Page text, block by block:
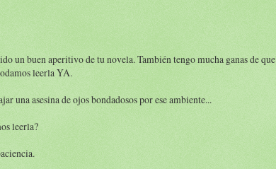
un buen aperitivo de tu novela. También tengo mucha ganas de que
leerla YA.
una asesina de ojos bondadosos por ese ambiente...
leerla?